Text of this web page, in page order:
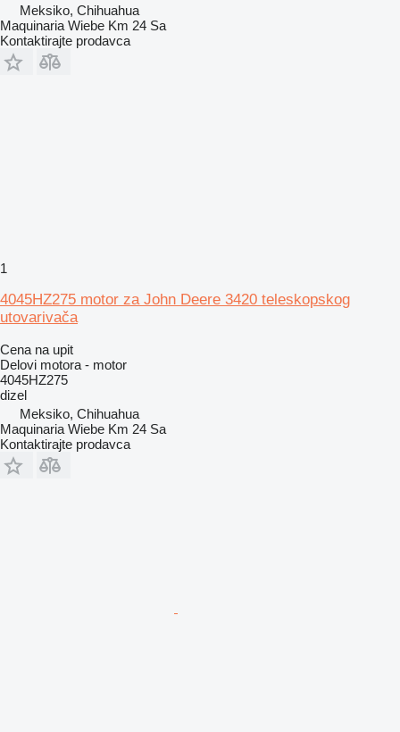
Meksiko, Chihuahua
Maquinaria Wiebe Km 24 Sa
Kontaktirajte prodavca
1
4045HZ275 motor za John Deere 3420 teleskopskog
utovarivača
Cena na upit
Delovi motora - motor
4045HZ275
dizel
Meksiko, Chihuahua
Maquinaria Wiebe Km 24 Sa
Kontaktirajte prodavca